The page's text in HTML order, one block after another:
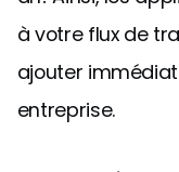
à votre flux de
ajouter
entreprise.